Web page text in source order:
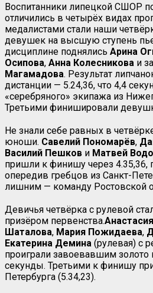
Воспитанники липецкой СШОР
отличились в четырёх видах
медалистами стали наши
девушек на высшую ступень
дисциплине поднялись Арина
Осипова, Анна Колесникова и
Магамадова. Результат
дистанции — 5.24,36, что 4,4
«серебряного» экипажа из
Третьими финишировали
Не знали себе равных в
юноши. Савелий Пономарёв,
Василий Пешков и Матвей
пришли к финишу через 4.35,36,
опередив гребцов из Санкт-
лишним — команду Ростовской
Девичья четвёрка с рулевой
призёром первенства.
Шаталова, Мария Пожидаева,
Екатерина Демина (рулевая) с
проиграли завоевавшим золото
секунды. Третьими к финишу
Петербурга (5.34,23).